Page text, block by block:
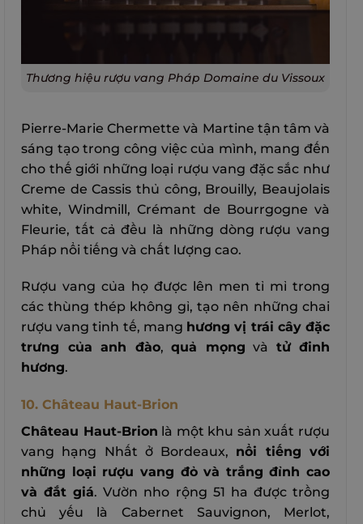
Thương hiệu rượu vang Pháp Domaine du Vissoux
Pierre-Marie Chermette và Martine tận tâm và
sáng tạo trong công việc của mình, mang đến
cho thế giới những loại rượu vang đặc sắc như
Creme de Cassis thủ công, Brouilly, Beaujolais
white, Windmill, Crémant de Bourrgogne và
Fleurie, tất cả đều là những dòng rượu vang
Pháp nổi tiếng và chất lượng cao.
Rượu vang của họ được lên men tỉ mỉ trong
các thùng thép không gỉ, tạo nên những chai
rượu vang tinh tế, mang hương vị trái cây đặc
trưng của anh đào, quả mọng và tử đinh
hương.
10. Château Haut-Brion
Château Haut-Brion là một khu sản xuất rượu
vang hạng Nhất ở Bordeaux, nổi tiếng với
những loại rượu vang đỏ và trắng đỉnh cao
và đắt giá. Vườn nho rộng 51 ha được trồng
chủ yếu là Cabernet Sauvignon, Merlot,